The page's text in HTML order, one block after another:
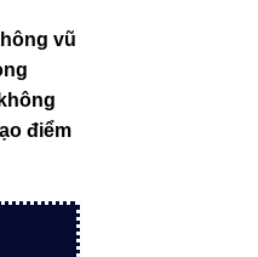
vũ
điểm